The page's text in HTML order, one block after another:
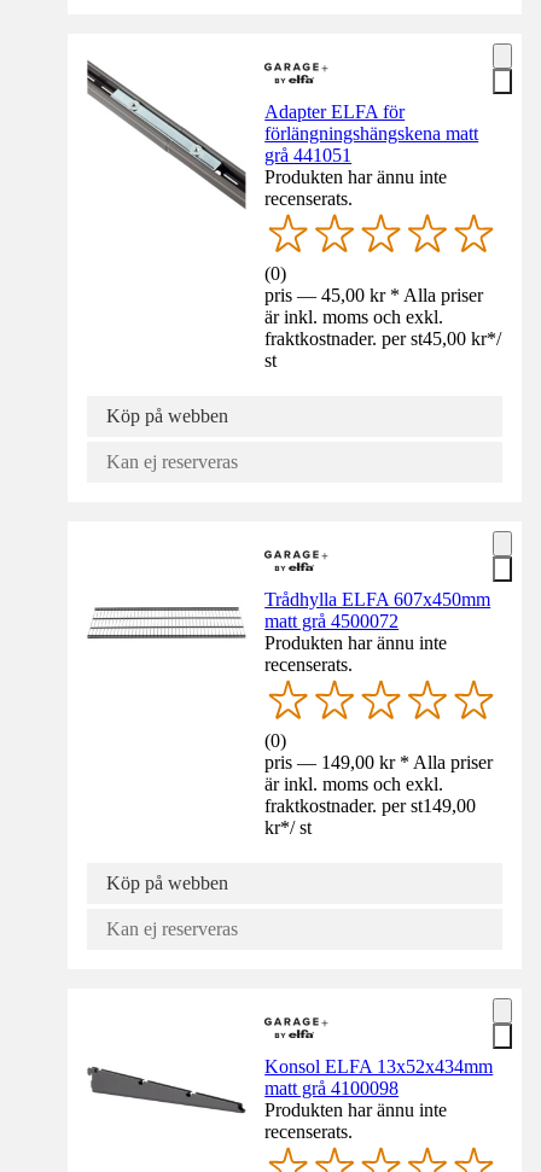
Adapter ELFA för
förlängningshängskena matt
grå 441051
Produkten har ännu inte
recenserats.
(0)
pris — 45,00 kr * Alla priser
är inkl. moms och exkl.
fraktkostnader. per st45,00 kr*/
st
Köp på webben
Kan ej reserveras
Trådhylla ELFA 607x450mm
matt grå 4500072
Produkten har ännu inte
recenserats.
(0)
pris — 149,00 kr * Alla priser
är inkl. moms och exkl.
fraktkostnader. per st149,00
kr*/ st
Köp på webben
Kan ej reserveras
Konsol ELFA 13x52x434mm
matt grå 4100098
Produkten har ännu inte
recenserats.